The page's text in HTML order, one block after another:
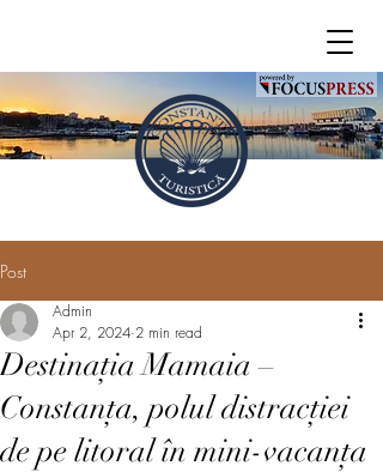
Post
Destinația Mamaia –
Constanța, polul distracției
de pe litoral în mini-vacanța
Admin
Apr 2, 2024 2 min read